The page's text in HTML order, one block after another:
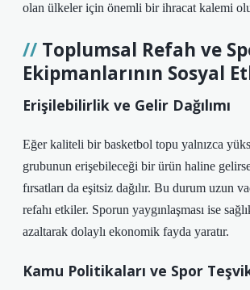
olan ülkeler için önemli bir ihracat kalemi
Toplumsal Refah ve
Ekipmanlarının Sosyal
Erişilebilirlik ve Gelir Dağılımı
Eğer kaliteli bir basketbol topu yalnızca
grubunun erişebileceği bir ürün haline
fırsatları da eşitsiz dağılır. Bu durum uzun
refahı etkiler. Sporun yaygınlaşması ise
azaltarak dolaylı ekonomik fayda yaratır.
Kamu Politikaları ve Spor